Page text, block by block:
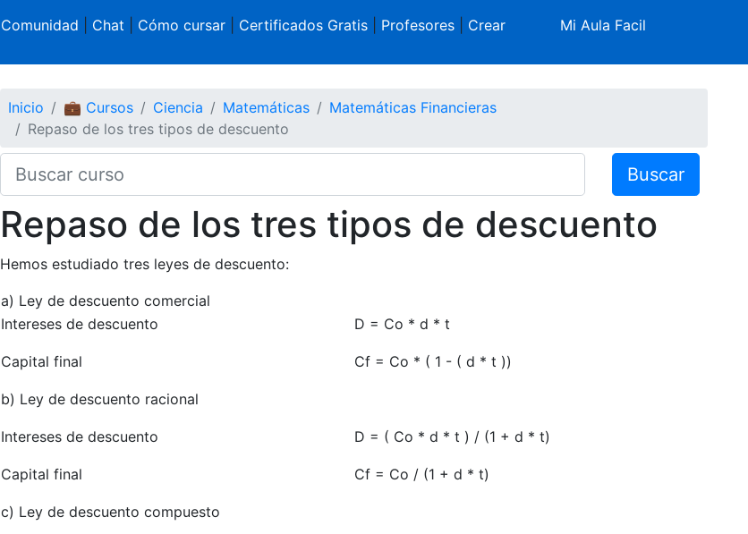
Comunidad Chat Cómo cursar| Certificados Gratis| Profesores| Crear
Mi Aula Facil
Inicio 💼 Cursos Ciencia Matemáticas
Matemáticas Financieras
Repaso de los tres tipos de descuento
Buscar
Repaso de los tres tipos de descuento
Hemos estudiado tres leyes de descuento:
a) Ley de descuento comercial
Intereses de descuento
D = Co * d * t
Capital final Cf = Co * ( 1 - ( d * t ))
b) Ley de descuento racional
Intereses de descuento D = ( Co * d * t ) / (1 + d * t)
Capital final Cf = Co / (1 + d * t)
c) Ley de descuento compuesto